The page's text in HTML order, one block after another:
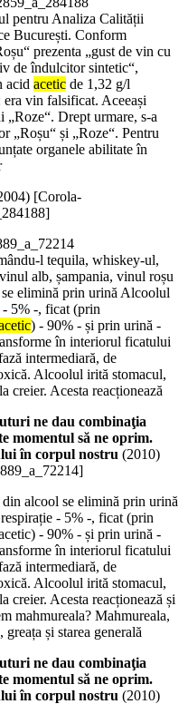
pentru Analiza Calității
București. Conform
prezenta „gust de vin cu
de îndulcitor sintetic“,
acid acetic de 1,32 g/l
era vin falsificat. Aceeași
Drept urmare, s-a
„Roșu“ și „Roze“. Pentru
organele abilitate în
) [Corola-
l tequila, whiskey-ul,
alb, șampania, vinul roșu
elimină prin urină Alcoolul
- 5% -, ficat (prin
) - 90% - și prin urină -
în interiorul ficatului
intermediară, de
Alcoolul irită stomacul,
creier. Acesta reacționează
ne dau combinaţia
momentul să ne oprim.
în corpul nostru (2010)
alcool se elimină prin urină
- 5% -, ficat (prin
- 90% - și prin urină -
în interiorul ficatului
intermediară, de
Alcoolul irită stomacul,
creier. Acesta reacționează și
mahmureala? Mahmureala,
greața și starea generală
ne dau combinaţia
momentul să ne oprim.
în corpul nostru (2010)